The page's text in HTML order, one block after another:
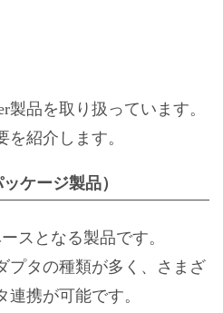
製品を取り扱っています。
紹介します。
ケージ製品）
スとなる製品です。
プタの種類が多く、さまざ
連携が可能です。